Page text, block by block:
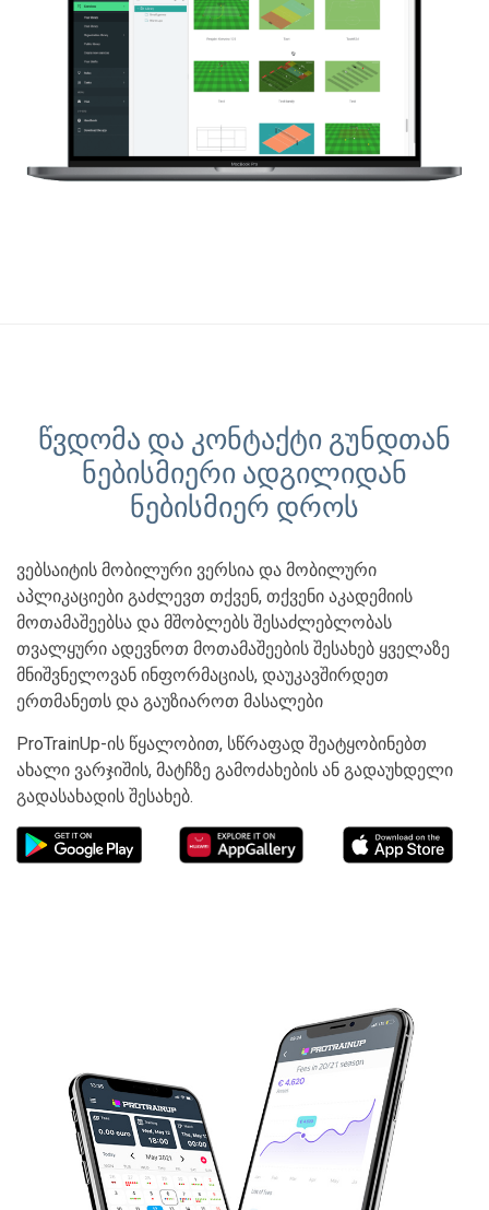
წვდომა და კონტაქტი გუნდთან
ნებისმიერი ადგილიდან
ნებისმიერ დროს
ვებსაიტის მობილური ვერსია და მობილური
აპლიკაციები გაძლევთ თქვენ, თქვენი აკადემიის
მოთამაშეებსა და მშობლებს შესაძლებლობას
თვალყური ადევნოთ მოთამაშეების შესახებ ყველაზე
მნიშვნელოვან ინფორმაციას, დაუკავშირდეთ
ერთმანეთს და გაუზიაროთ მასალები
ProTrainUp-ის წყალობით, სწრაფად შეატყობინებთ
ახალი ვარჯიშის, მატჩზე გამოძახების ან გადაუხდელი
გადასახადის შესახებ.